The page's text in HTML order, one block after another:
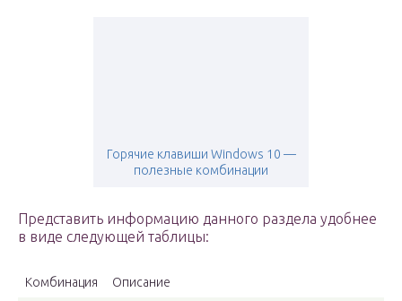
Горячие клавиши Windows 10 —
полезные комбинации
Представить информацию данного раздела удобнее
в виде следующей таблицы:
Комбинация Описание